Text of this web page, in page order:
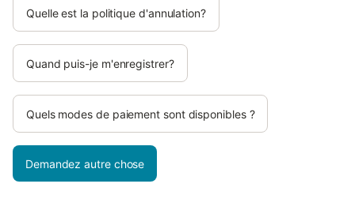
Quelle est la politique d'annulation?
Quand puis-je m'enregistrer?
Quels modes de paiement sont disponibles ?
Demandez autre chose